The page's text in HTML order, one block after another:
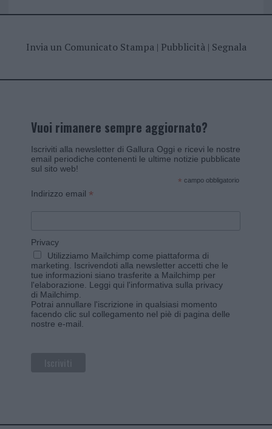
Invia un Comunicato Stampa| Pubblicità| Segnala
Vuoi rimanere sempre aggiornato?
Iscriviti alla newsletter di Gallura Oggi e ricevi le nostre
email periodiche contenenti le ultime notizie pubblicate
sul sito web!
* campo obbligatorio
Indirizzo email *
Privacy
Utilizziamo Mailchimp come piattaforma di
marketing. Iscrivendoti alla newsletter accetti che le
tue informazioni siano trasferite a Mailchimp per
l'elaborazione. Leggi qui l'informativa sulla privacy
di Mailchimp
Potrai annullare l'iscrizione in qualsiasi momento
facendo clic sul collegamento nel piè di pagina delle
nostre e-mail.